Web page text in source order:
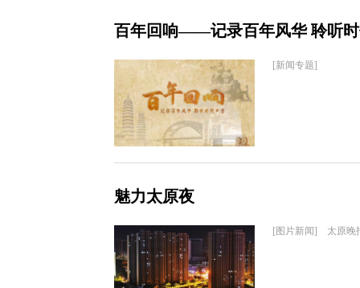
百年回响——记录百年风华 聆听
[新闻专题]
魅力太原夜
[图片新闻] 太原晚